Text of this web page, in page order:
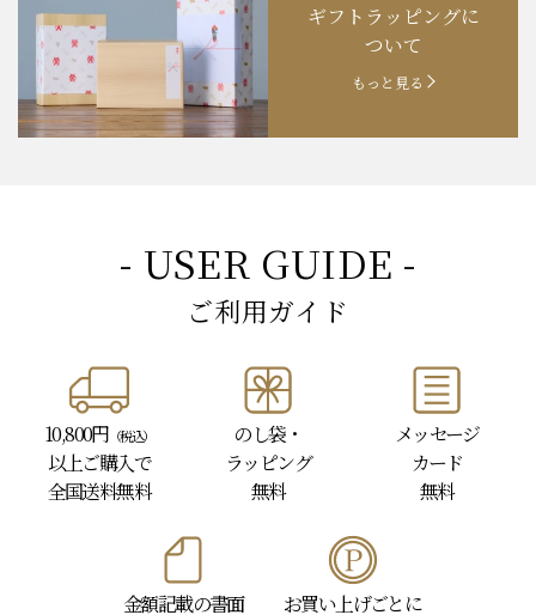
ギフトラッピングに
ついて
もっと見る
- USER GUIDE -
ご利用ガイド
10,800円（税込）
以上ご購入で
全国送料無料
のし袋・
ラッピング
無料
メッセージ
カード
無料
金額記載の書面
お買い上げごとに